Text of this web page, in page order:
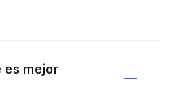
es mejor